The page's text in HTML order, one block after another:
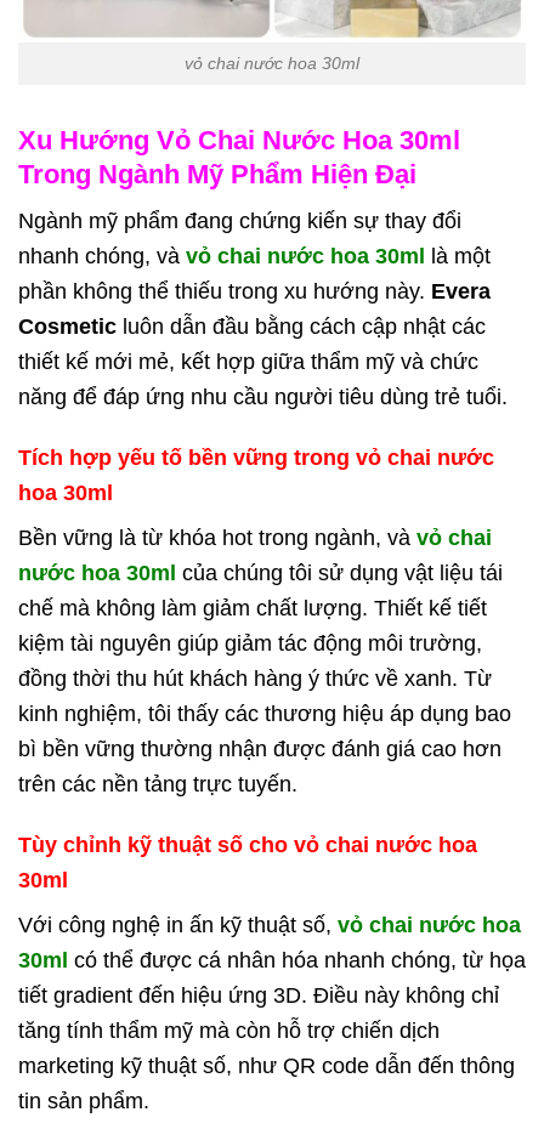
vỏ chai nước hoa 30ml
Xu Hướng Vỏ Chai Nước Hoa 30ml
Trong Ngành Mỹ Phẩm Hiện Đại
Ngành mỹ phẩm đang chứng kiến sự thay đổi
nhanh chóng, và vỏ chai nước hoa 30ml là một
phần không thể thiếu trong xu hướng này. Evera
Cosmetic luôn dẫn đầu bằng cách cập nhật các
thiết kế mới mẻ, kết hợp giữa thẩm mỹ và chức
năng để đáp ứng nhu cầu người tiêu dùng trẻ tuổi.
Tích hợp yếu tố bền vững trong vỏ chai nước
hoa 30ml
Bền vững là từ khóa hot trong ngành, và vỏ chai
nước hoa 30ml của chúng tôi sử dụng vật liệu tái
chế mà không làm giảm chất lượng. Thiết kế tiết
kiệm tài nguyên giúp giảm tác động môi trường,
đồng thời thu hút khách hàng ý thức về xanh. Từ
kinh nghiệm, tôi thấy các thương hiệu áp dụng bao
bì bền vững thường nhận được đánh giá cao hơn
trên các nền tảng trực tuyến.
Tùy chỉnh kỹ thuật số cho vỏ chai nước hoa
30ml
Với công nghệ in ấn kỹ thuật số, vỏ chai nước hoa
30ml có thể được cá nhân hóa nhanh chóng, từ họa
tiết gradient đến hiệu ứng 3D. Điều này không chỉ
tăng tính thẩm mỹ mà còn hỗ trợ chiến dịch
marketing kỹ thuật số, như QR code dẫn đến thông
tin sản phẩm.